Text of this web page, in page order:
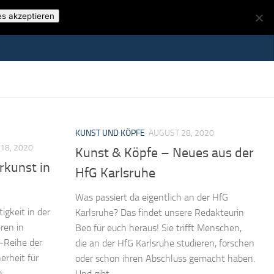
2020
in
in der
in
der
für
KUNST UND KÖPFE AUGUST 28, 2020
Kunst & Köpfe – Neues aus der
HfG Karlsruhe
Was passiert da eigentlich an der HfG
Karlsruhe? Das findet unsere Redakteurin
Beo für euch heraus! Sie trifft Menschen,
die an der HfG Karlsruhe studieren, forschen
oder schon ihren Abschluss gemacht haben.
akzeptieren